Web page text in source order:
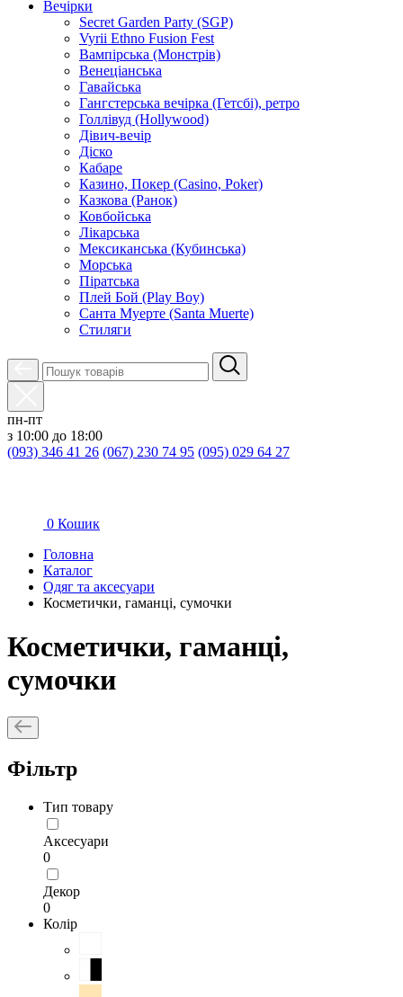
Вечірки
Secret Garden Party (SGP)
Vyrii Ethno Fusion Fest
Вампірська (Монстрів)
Венеціанська
Гавайська
Гангстерська вечірка (Гетсбі), ретро
Голлівуд (Hollywood)
Дівич-вечір
Діско
Кабаре
Казино, Покер (Casino, Poker)
Казкова (Ранок)
Ковбойська
Лікарська
Мексиканська (Кубинська)
Морська
Піратська
Плей Бой (Play Boy)
Санта Муерте (Santa Muerte)
Стиляги
пн-пт
з 10:00 до 18:00
(093) 346 41 26 (067) 230 74 95 (095) 029 64 27
0 Кошик
Головна
Каталог
Oдяг та аксесуари
Косметички, гаманці, сумочки
Косметички, гаманці,
сумочки
Фільтр
Тип товару
Аксесуари
0
Декор
0
Колір